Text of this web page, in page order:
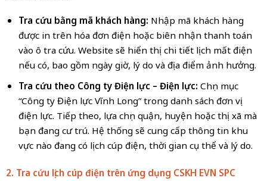
Tra cứu bằng mã khách hàng: Nhập mã khách hàng
được in trên hóa đơn điện hoặc biên nhận thanh toán
vào ô tra cứu. Website sẽ hiển thị chi tiết lịch mất điện
nếu có, bao gồm ngày giờ, lý do và địa điểm ảnh hưởng.
Tra cứu theo Công ty Điện lực – Điện lực: Chọn mục
“Công ty Điện lực Vĩnh Long” trong danh sách đơn vị
điện lực. Tiếp theo, lựa chọn quận, huyện hoặc thị xã mà
bạn đang cư trú. Hệ thống sẽ cung cấp thông tin khu
vực nào đang có lịch cúp điện, thời gian cụ thể và lý do.
2. Tra cứu lịch cúp điện trên ứng dụng CSKH EVN SPC